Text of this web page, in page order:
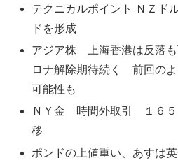
テクニカルポイント ＮＺド
ドを形成
アジア株 上海香港は反落も
ロナ解除期待続く 前回の
可能性も
ＮＹ金 時間外取引 １６５
移
ポンドの上値重い、あすは